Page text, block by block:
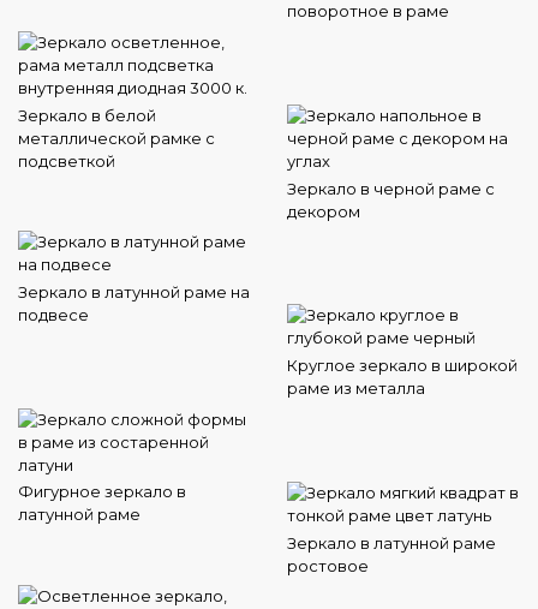
поворотное в раме
Зеркало в белой
металлической рамке с
подсветкой
Зеркало в черной раме с
декором
Зеркало в латунной раме на
подвесе
Круглое зеркало в широкой
раме из металла
Фигурное зеркало в
латунной раме
Зеркало в латунной раме
ростовое